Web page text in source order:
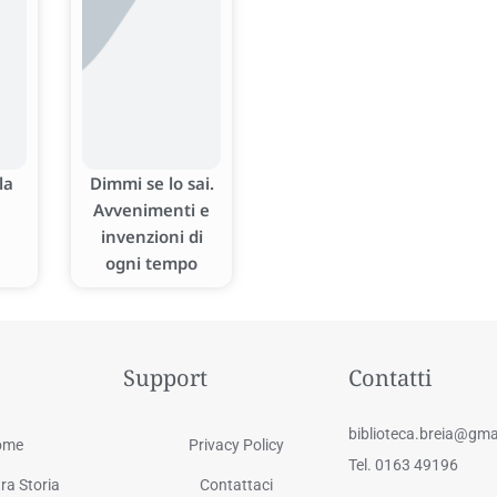
Dimmi se lo sai.
Avvenimenti e
invenzioni di
ogni tempo
Storia
Support
Privacy Policy
Contattaci
Contatti
Tel. 0163 49196